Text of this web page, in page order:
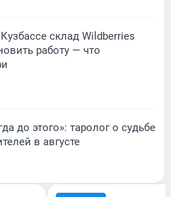
склад Wildberries
работу — что
до этого»: таролог о судьбе
в августе